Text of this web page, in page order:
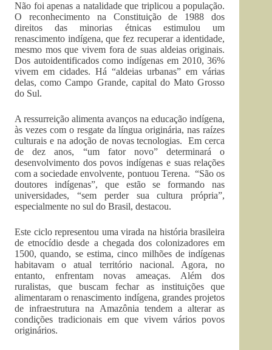
Não foi apenas a natalidade que triplicou a população.
O reconhecimento na Constituição de 1988 dos
direitos das minorias étnicas estimulou um
renascimento indígena, que fez recuperar a identidade,
mesmo mos que vivem fora de suas aldeias originais.
Dos autoidentificados como indígenas em 2010, 36%
vivem em cidades. Há “aldeias urbanas” em várias
delas, como Campo Grande, capital do Mato Grosso
do Sul.
A ressurreição alimenta avanços na educação indígena,
às vezes com o resgate da língua originária, nas raízes
culturais e na adoção de novas tecnologias. Em cerca
de dez anos, “um fator novo” determinará o
desenvolvimento dos povos indígenas e suas relações
com a sociedade envolvente, pontuou Terena. “São os
doutores indígenas”, que estão se formando nas
universidades, “sem perder sua cultura própria”,
especialmente no sul do Brasil, destacou.
Este ciclo representou uma virada na história brasileira
de etnocídio desde a chegada dos colonizadores em
1500, quando, se estima, cinco milhões de indígenas
habitavam o atual território nacional. Agora, no
entanto, enfrentam novas ameaças. Além dos
ruralistas, que buscam fechar as instituições que
alimentaram o renascimento indígena, grandes projetos
de infraestrutura na Amazônia tendem a alterar as
condições tradicionais em que vivem vários povos
originários.